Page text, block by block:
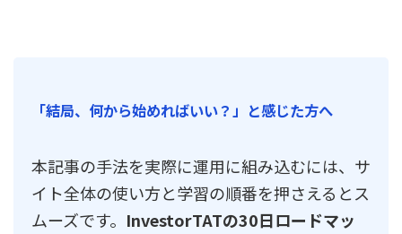
「結局、何から始めればいい？」と感じた方へ
本記事の手法を実際に運用に組み込むには、サ
イト全体の使い方と学習の順番を押さえるとス
ムーズです。 InvestorTATの30日ロードマッ